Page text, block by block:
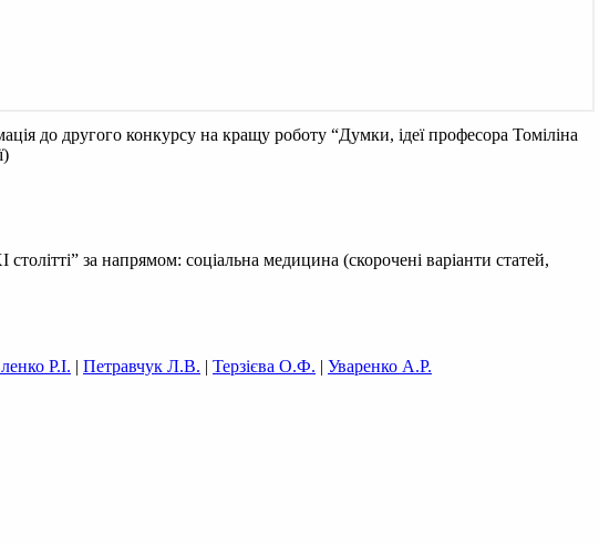
до другого конкурсу на кращу роботу “Думки, ідеї професора Томіліна
за напрямом: соціальна медицина (скорочені варіанти статей,
Р.І. | Петравчук Л.В. | Терзієва О.Ф. | Уваренко А.Р.